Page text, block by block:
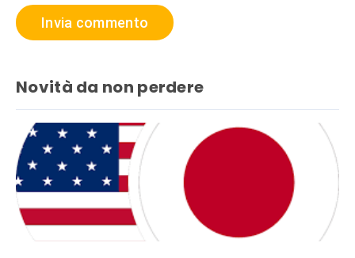
Novità da non perdere